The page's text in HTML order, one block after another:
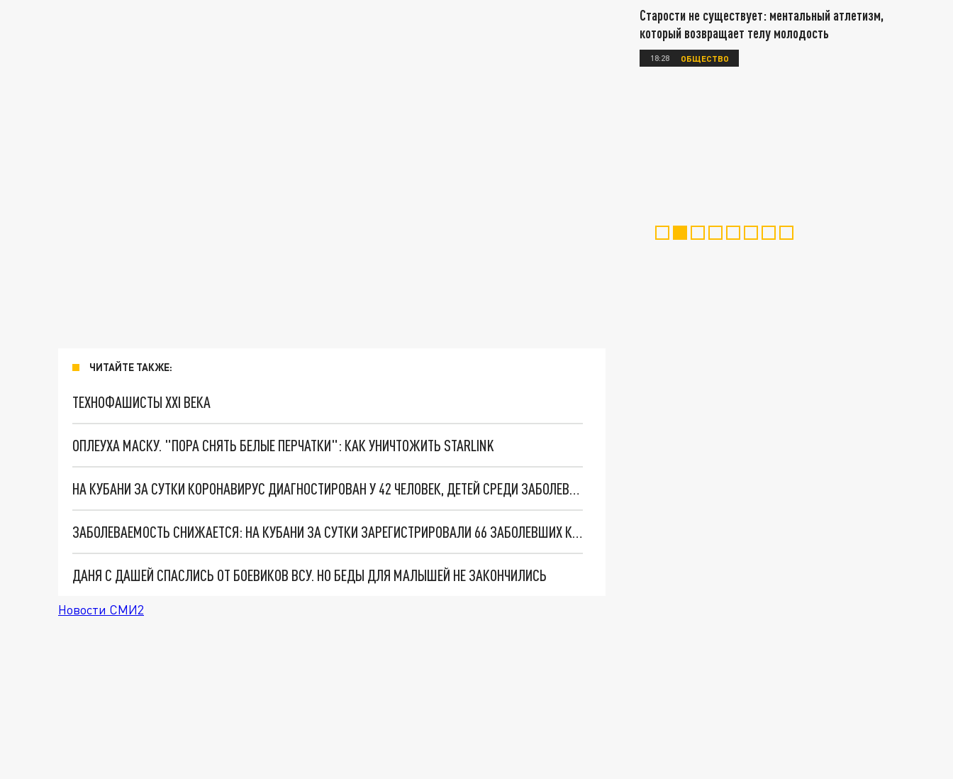
ЧИТАЙТЕ ТАКЖЕ:
ТЕХНОФАШИСТЫ XXI ВЕКА
ОПЛЕУХА МАСКУ. "ПОРА СНЯТЬ БЕЛЫЕ ПЕРЧАТКИ": КАК УНИЧТОЖИТЬ STARLINK
НА КУБАНИ ЗА СУТКИ КОРОНАВИРУС ДИАГНОСТИРОВАН У 42 ЧЕЛОВЕК, ДЕТЕЙ СРЕДИ ЗАБОЛЕВШИХ НЕТ
ЗАБОЛЕВАЕМОСТЬ СНИЖАЕТСЯ: НА КУБАНИ ЗА СУТКИ ЗАРЕГИСТРИРОВАЛИ 66 ЗАБОЛЕВШИХ КОРОНАВИРУСОМ
ДАНЯ С ДАШЕЙ СПАСЛИСЬ ОТ БОЕВИКОВ ВСУ. НО БЕДЫ ДЛЯ МАЛЫШЕЙ НЕ ЗАКОНЧИЛИСЬ
Новости СМИ2
Старости не существует: ментальный атлетизм,
который возвращает телу молодость
18:28 ОБЩЕСТВО